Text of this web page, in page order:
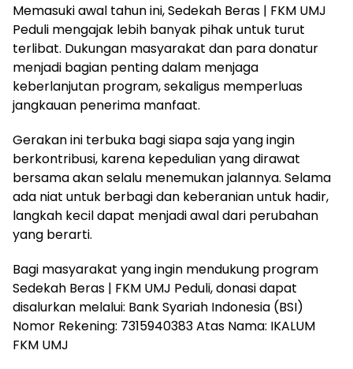
Memasuki awal tahun ini, Sedekah Beras | FKM UMJ
Peduli mengajak lebih banyak pihak untuk turut
terlibat. Dukungan masyarakat dan para donatur
menjadi bagian penting dalam menjaga
keberlanjutan program, sekaligus memperluas
jangkauan penerima manfaat.
Gerakan ini terbuka bagi siapa saja yang ingin
berkontribusi, karena kepedulian yang dirawat
bersama akan selalu menemukan jalannya. Selama
ada niat untuk berbagi dan keberanian untuk hadir,
langkah kecil dapat menjadi awal dari perubahan
yang berarti.
Bagi masyarakat yang ingin mendukung program
Sedekah Beras | FKM UMJ Peduli, donasi dapat
disalurkan melalui: Bank Syariah Indonesia (BSI)
Nomor Rekening: 7315940383 Atas Nama: IKALUM
FKM UMJ